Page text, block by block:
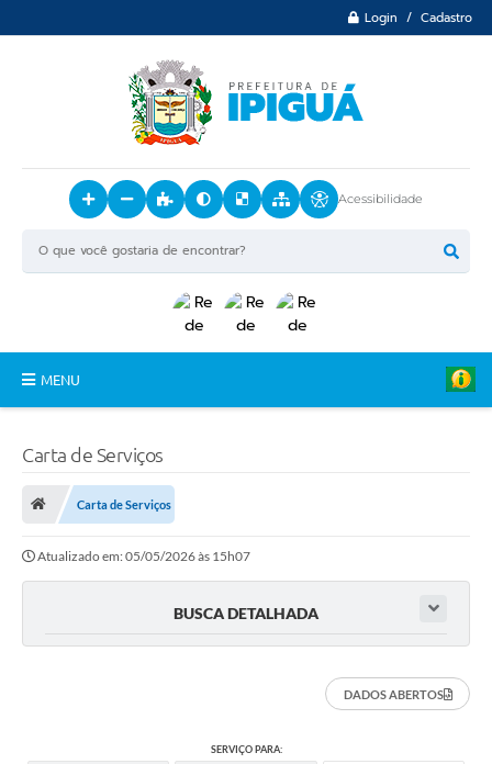
Login / Cadastro
Acessibilidade
MENU
Departamentos
Transparência
Ouvidoria
Carta de Serviços
Carta de Serviços
Atualizado em: 05/05/2026 às 15h07
BUSCA DETALHADA
DADOS ABERTOS
SERVIÇO PARA: